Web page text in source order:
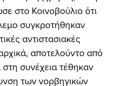
στο Κοινοβούλιο ότι
συγκροτήθηκαν
αντιστασιακές
αποτελούντο από
στη συνέχεια τέθηκαν
των νορβηγικών